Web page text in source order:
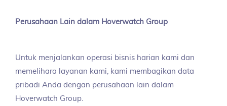
Perusahaan Lain dalam Hoverwatch Group
Untuk menjalankan operasi bisnis harian kami dan
memelihara layanan kami, kami membagikan data
pribadi Anda dengan perusahaan lain dalam
Hoverwatch Group.